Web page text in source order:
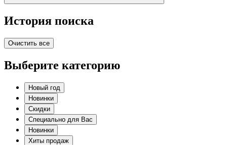
История поиска
Очистить все
Выберите категорию
Новый год
Новинки
Скидки
Специально для Вас
Новинки
Хиты продаж